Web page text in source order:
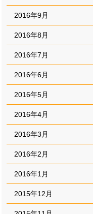
2016年9月
2016年8月
2016年7月
2016年6月
2016年5月
2016年4月
2016年3月
2016年2月
2016年1月
2015年12月